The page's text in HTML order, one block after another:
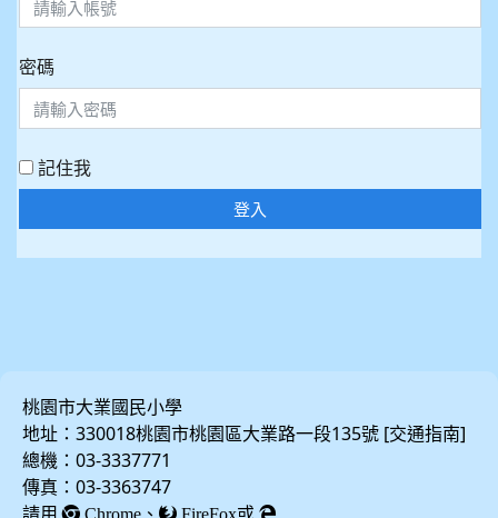
密碼
記住我
登入
桃園市大業國民小學
地址：330018桃園市桃園區大業路一段135號 [交通指南]
總機：03-3337771
傳真：03-3363747
Chrome FireFox